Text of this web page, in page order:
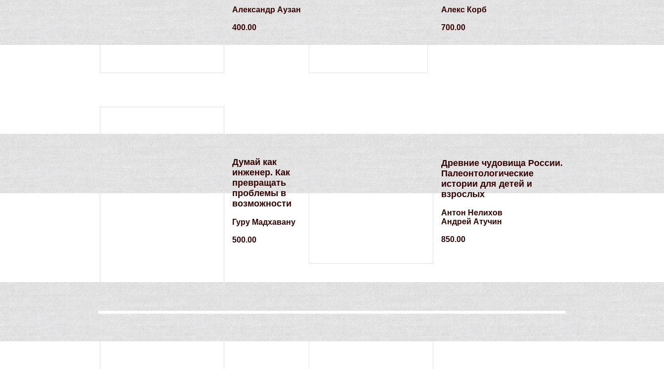
Александр Аузан
400.00
Алекс Корб
700.00
Думай как
инженер. Как
превращать
проблемы в
возможности
Гуру Мадхавану
500.00
Древние чудовища России.
Палеонтологические
истории для детей и
взрослых
Антон Нелихов
Андрей Атучин
850.00